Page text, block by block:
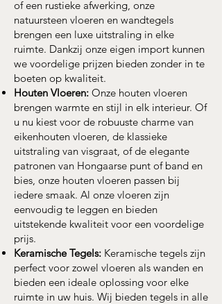
of een rustieke afwerking, onze
natuursteen vloeren en wandtegels
brengen een luxe uitstraling in elke
ruimte. Dankzij onze eigen import kunnen
we voordelige prijzen bieden zonder in te
boeten op kwaliteit.
Houten Vloeren: Onze houten vloeren
brengen warmte en stijl in elk interieur. Of
u nu kiest voor de robuuste charme van
eikenhouten vloeren, de klassieke
uitstraling van visgraat, of de elegante
patronen van Hongaarse punt of band en
bies, onze houten vloeren passen bij
iedere smaak. Al onze vloeren zijn
eenvoudig te leggen en bieden
uitstekende kwaliteit voor een voordelige
prijs.
Keramische Tegels: Keramische tegels zijn
perfect voor zowel vloeren als wanden en
bieden een ideale oplossing voor elke
ruimte in uw huis. Wij bieden tegels in alle